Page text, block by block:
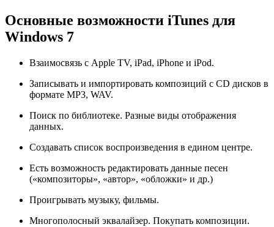
Основные возможности iTunes для
Windows 7
Взаимосвязь с Apple TV, iPad, iPhone и iPod.
Записывать и импортировать композиций с CD дисков в
формате MP3, WAV.
Поиск по библиотеке. Разные виды отображения
данных.
Создавать список воспроизведения в едином центре.
Есть возможность редактировать данные песен
(«композиторы», «автор», «обложки» и др.)
Проигрывать музыку, фильмы.
Многополосный эквалайзер. Покупать композиции.